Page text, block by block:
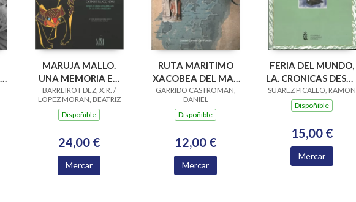
MARUJA MALLO.
UNA MEMORIA EN
CONSTRUCCION. S Y
O.DESCONOCID
BARREIRO FDEZ, X.R. /
LOPEZ MORAN, BEATRIZ
Dispoñible
24,00 €
Mercar
RUTA MARITIMO
XACOBEA DEL MAR
DE AROUSA Y RIO
ULLA, UN DON
GARRIDO CASTROMAN,
DANIEL
Dispoñible
12,00 €
Mercar
FERIA DEL MUNDO,
LA. CRONICAS DESDE
CHILE 1942-1956
SUAREZ PICALLO, RAMON
Dispoñible
15,00 €
Mercar